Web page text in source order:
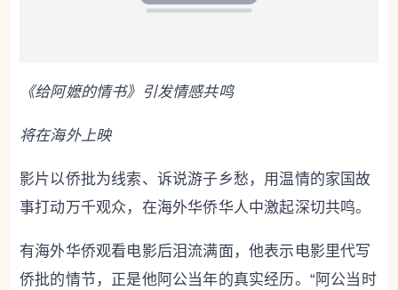
《给阿嬷的情书》引发情感共鸣
将在海外上映
影片以侨批为线索、诉说游子乡愁，用温情的家国故
事打动万千观众，在海外华侨华人中激起深切共鸣。
有海外华侨观看电影后泪流满面，他表示电影里代写
侨批的情节，正是他阿公当年的真实经历。“阿公当时